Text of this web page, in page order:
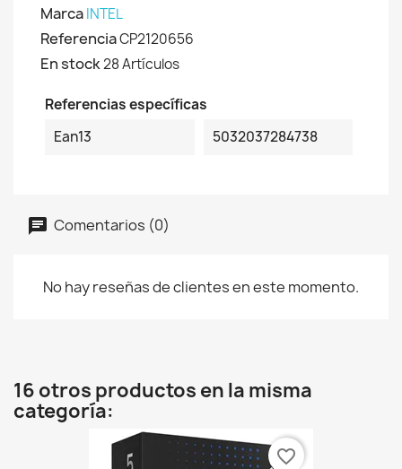
MarcaINTEL
ReferenciaCP2120656
En stock28 Artículos
Referencias específicas
Ean13
5032037284738
Comentarios (0)
No hay reseñas de clientes en este momento.
16 otros productos en la misma
categoría:
favorite_border